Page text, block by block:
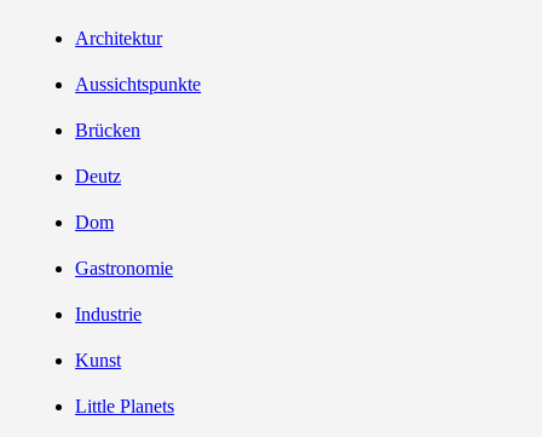
Architektur
Aussichtspunkte
Brücken
Deutz
Dom
Gastronomie
Industrie
Kunst
Little Planets